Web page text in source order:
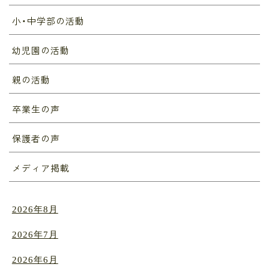
小・中学部の活動
幼児園の活動
親の活動
卒業生の声
保護者の声
メディア掲載
2026年8月
2026年7月
2026年6月